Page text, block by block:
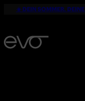
☀️ DEIN SOMMER.